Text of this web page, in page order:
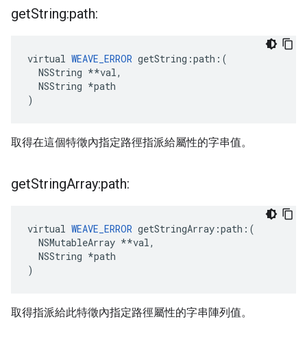
getString:path:
virtual WEAVE_ERROR getString:path:(
  NSString **val,
  NSString *path
)
取得在這個特徵內指定路徑指派給屬性的字串值。
getStringArray:path:
virtual WEAVE_ERROR getStringArray:path:(
  NSMutableArray **val,
  NSString *path
)
取得指派給此特徵內指定路徑屬性的字串陣列值。